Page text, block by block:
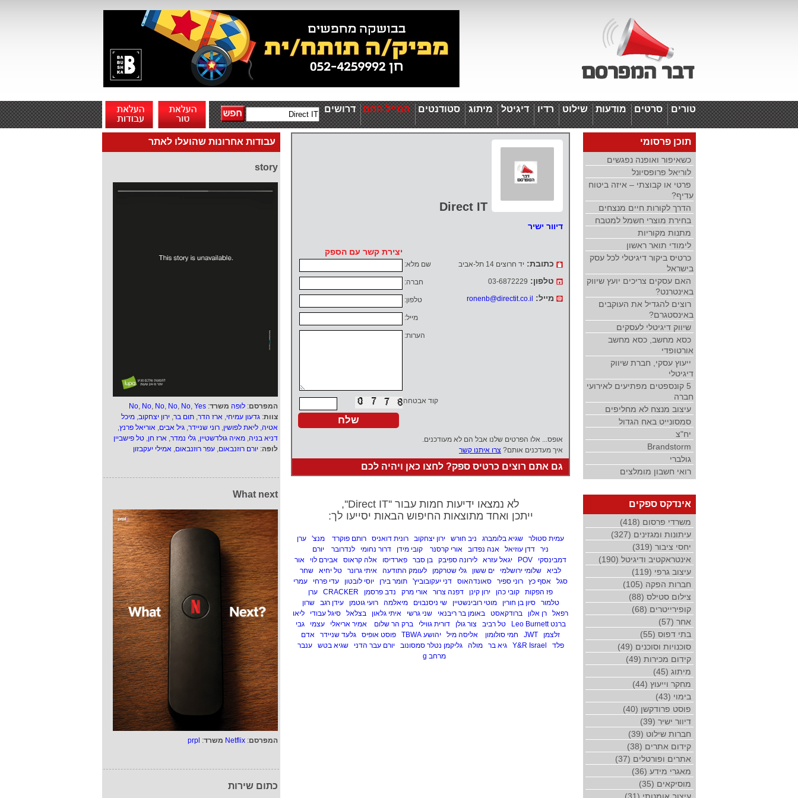
טורים סרטים מודעות שילוט רדיו דיגיטל מיתוג סטודנטים המייל החם דרושים
עבודות אחרונות שהועלו לאתר
story
המפרסם: לופה משרד:
No, No, No, No, No, Yes
צוות: גדעון עמיחי, ארז הדר, תום בר, ירון יצחקוב, מיכל
אטיה, ליאת לפושין, רוני שניידר, גיל אבים, אוריאל פרנץ,
דניא בניה, מאיה גולדשטיין, גלי נמדר, ארז חן, טל פישביין
לופה: יורם רוזנבאום, עפר רוזנבאום, אמילי יעקבזון
What next
המפרסם:
Netflix משרד:
prpl
כתום שירות
Direct IT
דיוור ישיר
כתובת: יד חרוצים 14 תל-אביב
טלפון: 03-6872229
מייל: ronenb@directit.co.il
יצירת קשר עם הספק
שם מלא:
חברה:
טלפון:
מייל:
הערות:
קוד אבטחה:
אופס... אלו הפרטים שלנו אבל הם לא מעודכנים.
איך מעדכנים אותם? צרו איתנו קשר
גם אתם רוצים כרטיס ספק? לחצו כאן ויהיה לכם
לא נמצאו ידיעות חמות עבור ''Direct IT'',
ייתכן ואחד מתוצאות החיפוש הבאות יסייעו לך:
עמית סטולר שגיא בלומברג ניב חורש ירון יצחקוב רונית דואניס רותם פוקרד מנצ'
ערן
ניר
דדן עוזיאל אנה נפדוב אורי קרסנר קובי מידן דרור נחומי לנדרובר
יורם
דמבינסקי
POV יגאל עזרא לירונה ספיבק בן סבר פארדיסו אלה קראוס אבירם לוי
אור
לביא
שלומי ירושלמי ים ששון גלי שטרקמן לעומק התודעה איתי גרונר טל יחיא
שחר
סגל
אסף כץ רוני ספיר סאונדהאוס דני יעקובוביץ' תומר בירן יוסי לובטון עדי פרחי
עמרי
פז הפקות
קובי כהן ירון קינן דפנה צרור אורי מרק נדב פרסמן CRACKER
ערן
טלמור
סיון בן חורין מוטי רובינשטיין שי ניסנבוים מיאלמה רועי גוטמן עידן רגב
שרון
רפאל
רן אלון ברודקאסט באומן בר ריבנאי שני גרשי איתי גלאון בצלאל סיגל עבודי
ליאו
ברנט Leo Burnett
טל רביב צור גולן דורית גווילי ברק הר שלום אמיר אריאלי עצמי
גבי
זלצמן
JWT חמי סולומון אליסה מיל יהושע TBWA פוסט אופיס גלעד שניידר
אדם
פלד
Y&R Israel גיא בר מולה גליקמן נטלר סמסונוב יורם עבר הדני שגיא בטש
ענבר
מרחב g
תוכן פרסומי
כשאיפור ואופנה נפגשים
לוריאל פרופסיונל
פרטי או קבוצתי – איזה ביטוח
עדיף?
הדרך לקורות חיים מנצחים
בחירת מוצרי חשמל למטבח
מתנות מקוריות
לימודי תואר ראשון
כרטיס ביקור דיגיטלי לכל עסק
בישראל
האם עסקים צריכים יועץ שיווק
באינטרנט?
רוצים להגדיל את העוקבים
באינסטגרם?
שיווק דיגיטלי לעסקים
כסא מחשב, כסא מחשב
אורטופדי
ייעוץ עסקי, חברת שיווק
דיגיטלי
5 קונספטים מפתיעים לאירועי
חברה
עיצוב מנצח לא מחליפים
סמסונייט באח הגדול
יח"צ
Brandstorm
גולברי
רואי חשבון מומלצים
אינדקס ספקים
משרדי פרסום (418)
עיתונות ומגזינים (327)
יחסי ציבור (319)
אינטראקטיב ודיגיטל (190)
עיצוב גרפי (119)
חברות הפקה (105)
צילום סטילס (88)
קופירייטרים (68)
אחר (57)
בתי דפוס (55)
סוכנויות וסוכנים (49)
קידום מכירות (49)
מיתוג (45)
מחקר וייעוץ (44)
בימוי (43)
פוסט פרודקשן (40)
דיוור ישיר (39)
חברות שילוט (39)
קידום אתרים (38)
אתרים ופורטלים (37)
מאגרי מידע (36)
מוסיקאים (35)